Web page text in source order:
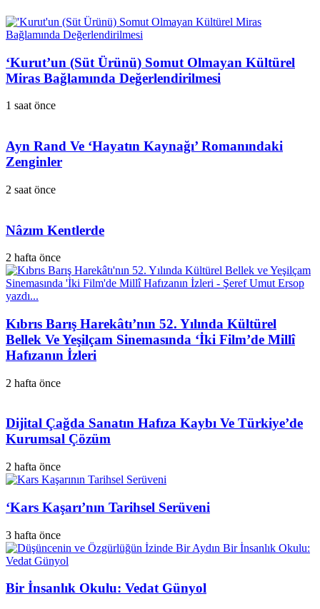
‘Kurut’un (Süt Ürünü) Somut Olmayan Kültürel
Miras Bağlamında Değerlendirilmesi
1 saat önce
Ayn Rand Ve ‘Hayatın Kaynağı’ Romanındaki
Zenginler
2 saat önce
Nâzım Kentlerde
2 hafta önce
Kıbrıs Barış Harekâtı’nın 52. Yılında Kültürel
Bellek Ve Yeşilçam Sinemasında ‘İki Film’de Millî
Hafızanın İzleri
2 hafta önce
Dijital Çağda Sanatın Hafıza Kaybı Ve Türkiye’de
Kurumsal Çözüm
2 hafta önce
‘Kars Kaşarı’nın Tarihsel Serüveni
3 hafta önce
Bir İnsanlık Okulu: Vedat Günyol